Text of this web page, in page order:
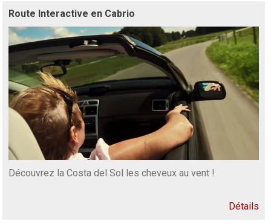
Route Interactive en Cabrio
Découvrez la Costa del Sol les cheveux au vent !
Détails